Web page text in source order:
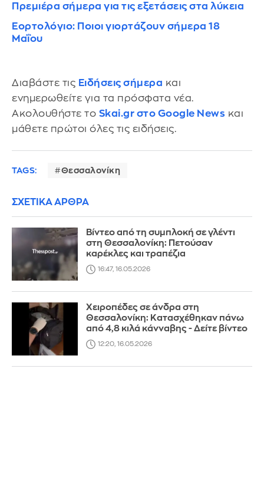
Πρεμιέρα σήμερα για τις εξετάσεις στα λύκεια
Εορτολόγιο: Ποιοι γιορτάζουν σήμερα 18
Μαΐου
Διαβάστε τις Ειδήσεις σήμερα και
ενημερωθείτε για τα πρόσφατα νέα.
Ακολουθήστε το Skai.gr στο Google News και
μάθετε πρώτοι όλες τις ειδήσεις.
TAGS: Θεσσαλονίκη
ΣΧΕΤΙΚΑ ΑΡΘΡΑ
Βίντεο από τη συμπλοκή σε γλέντι
στη Θεσσαλονίκη: Πετούσαν
καρέκλες και τραπέζια
16:47, 16.05.2026
Χειροπέδες σε άνδρα στη
Θεσσαλονίκη: Κατασχέθηκαν πάνω
από 4,8 κιλά κάνναβης - Δείτε βίντεο
12:20, 16.05.2026